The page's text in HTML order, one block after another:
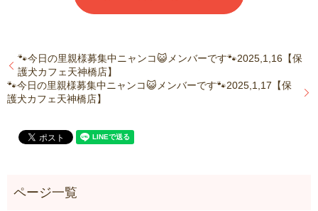
🐾今日の里親様募集中ニャンコ😺メンバーです🐾2025,1,16【保
護犬カフェ天神橋店】
🐾今日の里親様募集中ニャンコ😺メンバーです🐾2025,1,17【保
護犬カフェ天神橋店】